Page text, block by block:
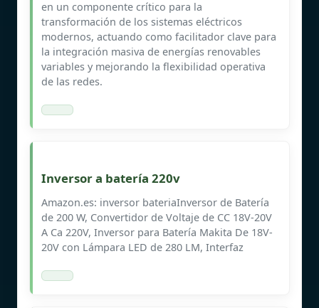
en un componente crítico para la
transformación de los sistemas eléctricos
modernos, actuando como facilitador clave para
la integración masiva de energías renovables
variables y mejorando la flexibilidad operativa
de las redes.
Inversor a batería 220v
Amazon.es: inversor bateriaInversor de Batería
de 200 W, Convertidor de Voltaje de CC 18V-20V
A Ca 220V, Inversor para Batería Makita De 18V-
20V con Lámpara LED de 280 LM, Interfaz